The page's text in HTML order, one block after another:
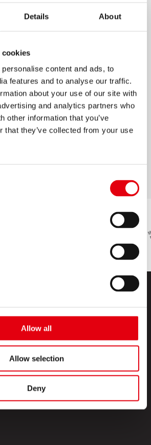
Details About
cookies
content and ads, to
features and to analyse our traffic.
about your use of our site with
and analytics partners who
other information that you’ve
that they’ve collected from your use
Allow all
Allow selection
Deny
de alta calidad con un diseño
4 colores fluorescentes: verde,
y rosa.
a base de agua, puede usarse
con inyección de tinta.
rendimiento.